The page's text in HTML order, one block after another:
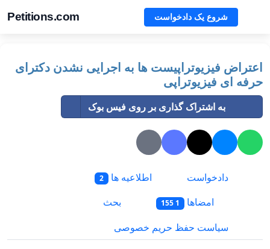
Petitions.com شروع یک دادخواست
اعتراض فیزیوتراپیست ها به اجرایی نشدن دکترای
حرفه ای فیزیوتراپی
به اشتراک گذاری بر روی فیس بوک
دادخواست اطلاعیه ها 2
امضاها 1 155
بحث
سیاست حفظ حریم خصوصی